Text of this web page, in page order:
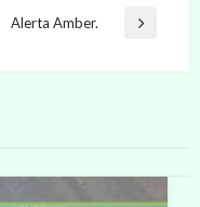
Entrada
Alerta Amber.